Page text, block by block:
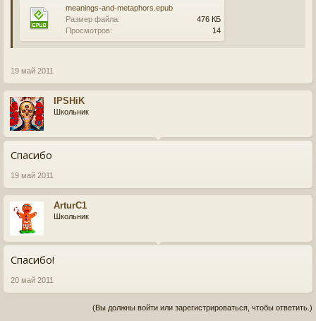
meanings-and-metaphors.epub
Размер файла:
476 КБ
Просмотров:
14
19 май 2011
IPSHiK
Школьник
Спасибо
19 май 2011
ArturC1
Школьник
Спасибо!
20 май 2011
(Вы должны войти или зарегистрироваться, чтобы ответить.)